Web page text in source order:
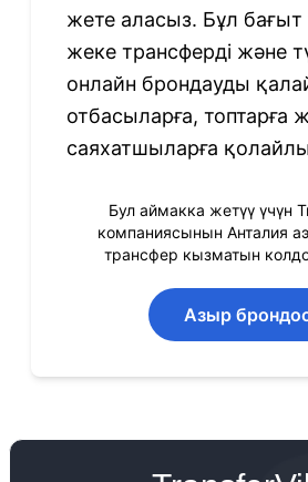
жете аласыз. Бұл бағыт
жеке трансферді және
онлайн брондауды
отбасыларға, топтарға
саяхатшыларға
Бул аймакка жетүү үчүн
компаниясынын Анталия
трансфер кызматын
Азыр